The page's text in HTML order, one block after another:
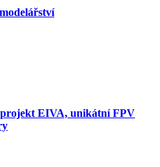
EIVA, unikátní FPV